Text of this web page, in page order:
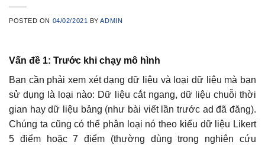
POSTED ON 04/02/2021 BYADMIN
Vấn đề 1: Trước khi chạy mô hình
Bạn cần phải xem xét dạng dữ liệu và loại dữ liệu mà bạn
sử dụng là loại nào: Dữ liệu cắt ngang, dữ liệu chuỗi thời
gian hay dữ liệu bảng (như bài viết lần trước ad đã đăng).
Chúng ta cũng có thể phân loại nó theo kiểu dữ liệu Likert
5 điểm hoặc 7 điểm (thường dùng trong nghiên cứu